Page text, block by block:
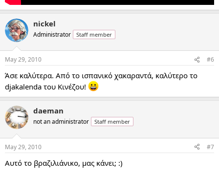
nickel
Administrator Staff member
May 29, 2010 #6
Άσε καλύτερα. Από το ισπανικό χακαραντά, καλύτερο το
djakalenda του Κινέζου!
daeman
not an administrator Staff member
May 29, 2010 #7
Αυτό το βραζιλιάνικο, μας κάνει; :)